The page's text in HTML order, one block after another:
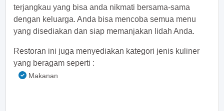
terjangkau yang bisa anda nikmati bersama-sama
dengan keluarga. Anda bisa mencoba semua menu
yang disediakan dan siap memanjakan lidah Anda.
Restoran ini juga menyediakan kategori jenis kuliner
yang beragam seperti :
Makanan